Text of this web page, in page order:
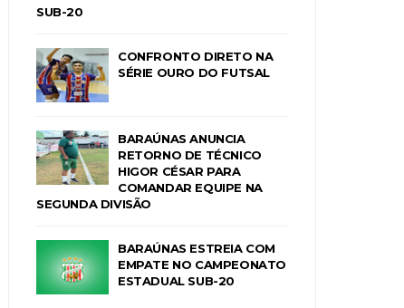
SUB-20
CONFRONTO DIRETO NA
SÉRIE OURO DO FUTSAL
BARAÚNAS ANUNCIA
RETORNO DE TÉCNICO
HIGOR CÉSAR PARA
COMANDAR EQUIPE NA
SEGUNDA DIVISÃO
BARAÚNAS ESTREIA COM
EMPATE NO CAMPEONATO
ESTADUAL SUB-20